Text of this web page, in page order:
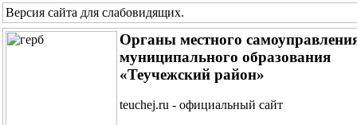
Версия сайта для слабовидящих.
Органы местного
муниципального образования
«Теучежский район»
teuchej.ru - официальный сайт